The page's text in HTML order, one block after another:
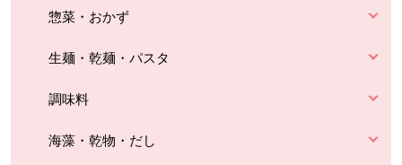
惣菜・おかず
生麺・乾麺・パスタ
調味料
海藻・乾物・だし